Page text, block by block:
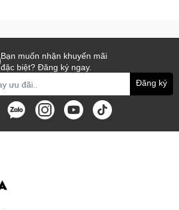
Bạn muốn nhận khuyến mãi
đặc biệt? Đăng ký ngay.
Đăng ký